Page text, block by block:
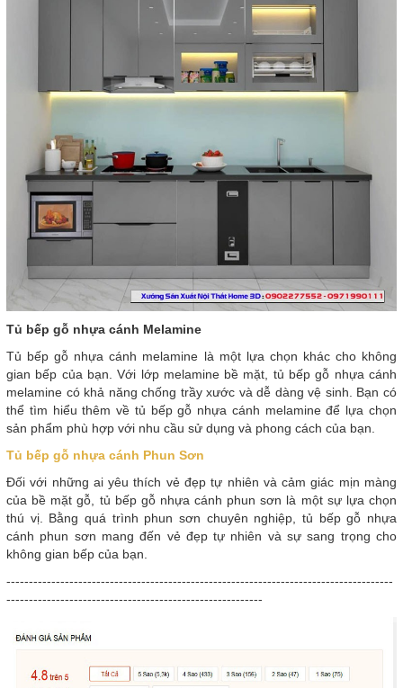
Tủ bếp gỗ nhựa cánh Melamine
Tủ bếp gỗ nhựa cánh melamine là một lựa chọn khác cho không
gian bếp của bạn. Với lớp melamine bề mặt, tủ bếp gỗ nhựa cánh
melamine có khả năng chống trầy xước và dễ dàng vệ sinh. Bạn có
thể tìm hiểu thêm về tủ bếp gỗ nhựa cánh melamine để lựa chọn
sản phẩm phù hợp với nhu cầu sử dụng và phong cách của bạn.
Tủ bếp gỗ nhựa cánh Phun Sơn
Đối với những ai yêu thích vẻ đẹp tự nhiên và cảm giác mịn màng
của bề mặt gỗ, tủ bếp gỗ nhựa cánh phun sơn là một sự lựa chọn
thú vị. Bằng quá trình phun sơn chuyên nghiệp, tủ bếp gỗ nhựa
cánh phun sơn mang đến vẻ đẹp tự nhiên và sự sang trọng cho
không gian bếp của bạn.
--------------------------------------------------------------------------------------
---------------------------------------------------------